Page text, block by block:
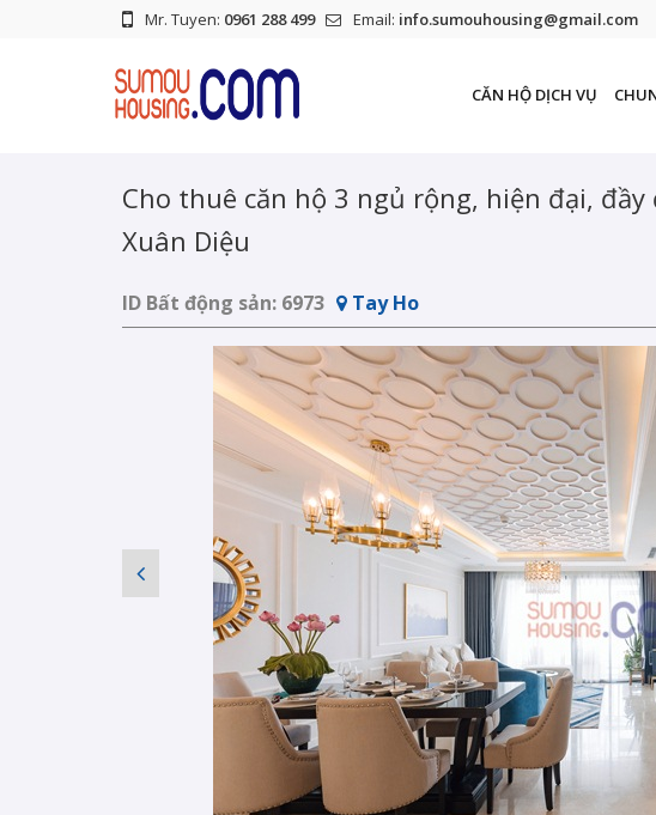
Mr. Tuyen: 0961 288 499 Email: info.sumouhousing@gmail.com
CĂN HỘ DỊCH VỤ
Cho thuê căn hộ 3 ngủ rộng, hiện đại, đầy
Xuân Diệu
ID Bất động sản: 6973 Tay Ho